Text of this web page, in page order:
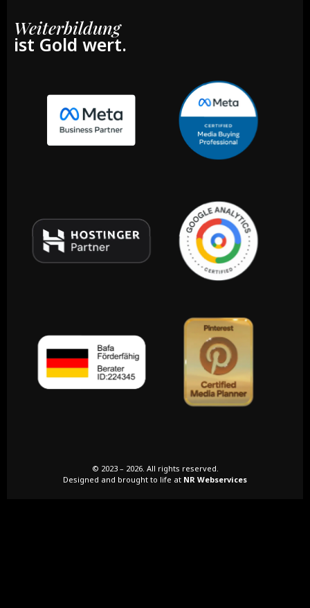
Weiterbildung
ist Gold wert.
© 2023 – 2026. All rights reserved.
Designed and brought to life at NR Webservices